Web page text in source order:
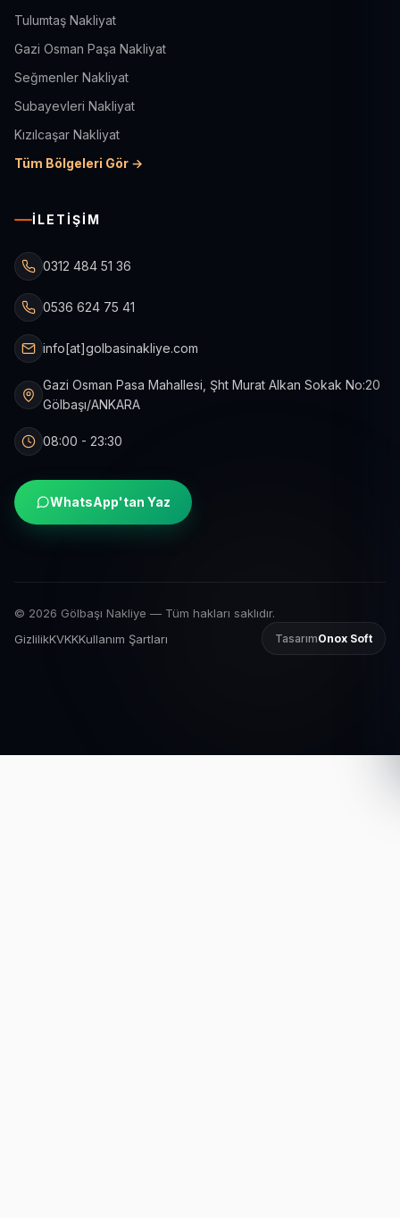
Tulumtaş Nakliyat
Gazi Osman Paşa Nakliyat
Seğmenler Nakliyat
Subayevleri Nakliyat
Kızılcaşar Nakliyat
Tüm Bölgeleri Gör →
İLETIŞIM
0312 484 51 36
0536 624 75 41
info[at]golbasinakliye.com
Gazi Osman Pasa Mahallesi, Şht Murat Alkan Sokak No:20
Gölbaşı/ANKARA
08:00 - 23:30
WhatsApp'tan Yaz
© 2026 Gölbaşı Nakliye — Tüm hakları saklıdır.
GizlilikKVKKKullanım Şartları TasarımOnox Soft